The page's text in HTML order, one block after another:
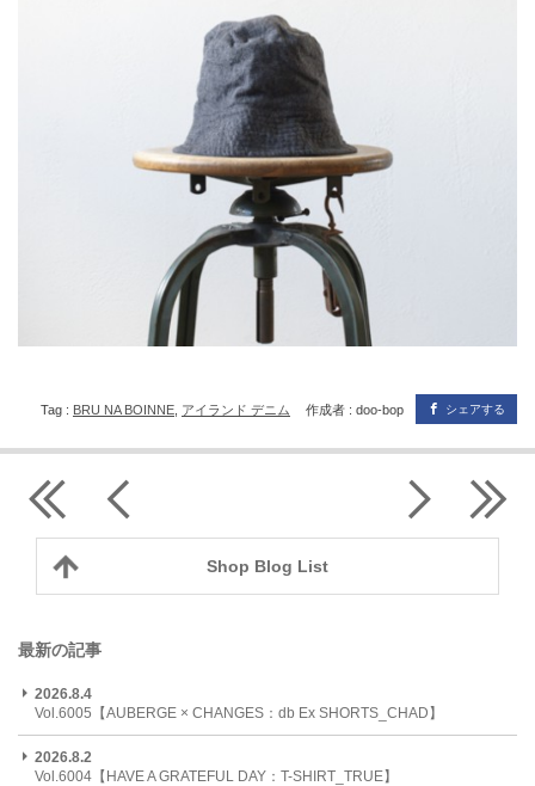
シェアする
Tag : BRU NA BOINNE アイランド デニム 作成者 : doo-bop
Shop Blog List
最新の記事
2026.8.4
Vol.6005【AUBERGE × CHANGES：db Ex SHORTS_CHAD】
2026.8.2
Vol.6004【HAVE A GRATEFUL DAY：T-SHIRT_TRUE】